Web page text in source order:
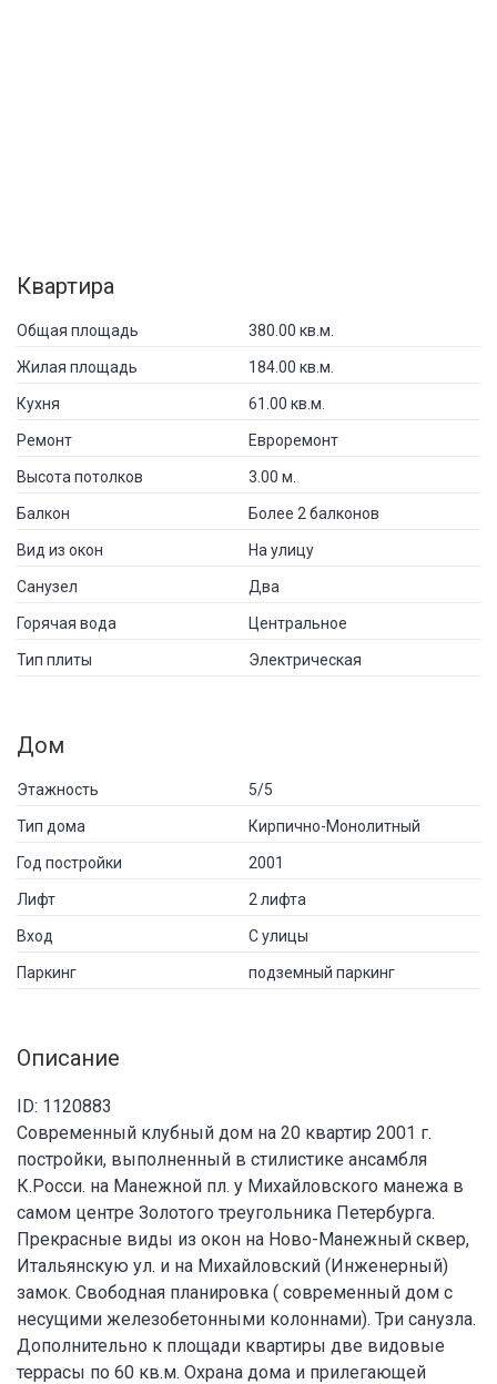
Квартира
Общая площадь 380.00 кв.м.
Жилая площадь 184.00 кв.м.
Кухня 61.00 кв.м.
Ремонт Евроремонт
Высота потолков 3.00 м.
Балкон Более 2 балконов
Вид из окон На улицу
Санузел Два
Горячая вода Центральное
Тип плиты Электрическая
Дом
Этажность 5/5
Тип дома Кирпично-Монолитный
Год постройки 2001
Лифт 2 лифта
Вход С улицы
Паркинг подземный паркинг
Описание
ID: 1120883
Современный клубный дом на 20 квартир 2001 г.
постройки, выполненный в стилистике ансамбля
К.Росси. на Манежной пл. у Михайловского манежа в
самом центре Золотого треугольника Петербурга.
Прекрасные виды из окон на Ново-Манежный сквер,
Итальянскую ул. и на Михайловский (Инженерный)
замок. Свободная планировка ( современный дом с
несущими железобетонными колоннами). Три санузла.
Дополнительно к площади квартиры две видовые
террасы по 60 кв.м. Охрана дома и прилегающей